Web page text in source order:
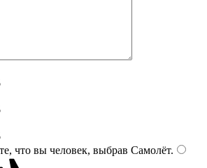
что вы человек, выбрав Самолёт.